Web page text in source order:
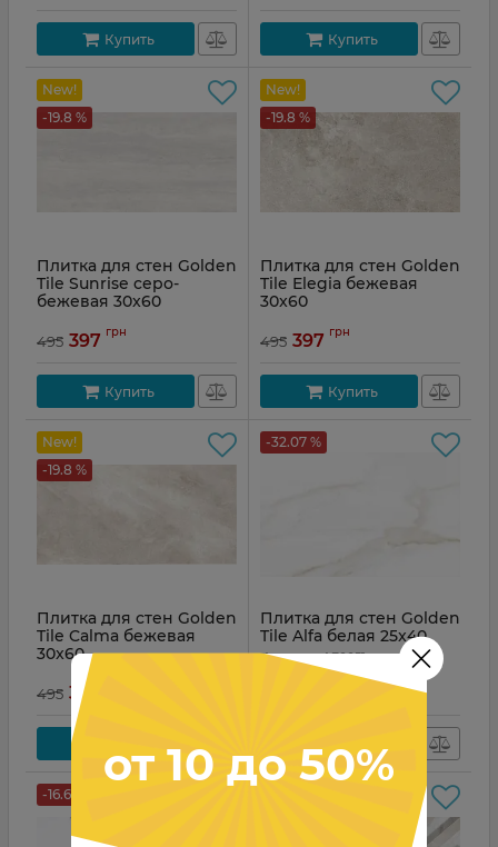
Купить Купить
New!
-19.8 %
Плитка для стен Golden
Tile Sunrise серо-
бежевая 30x60
495 397 грн
Купить
New!
-19.8 %
Плитка для стен Golden
Tile Elegia бежевая
30x60
495 397 грн
Купить
New!
-19.8 %
Плитка для стен Golden
Tile Calma бежевая
30x60
Артикул:
495 397
-32.07 %
Плитка для стен Golden
Tile Alfa белая 25x40
Артикул: AF0051
-16.67 %
от 10 до 50%